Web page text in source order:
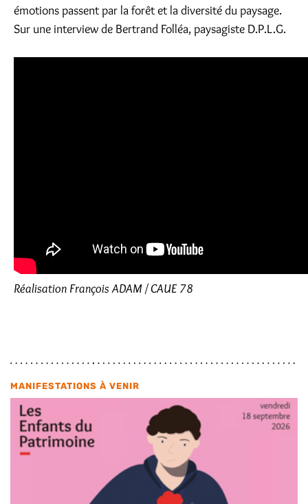
émotions passent par la forêt et la diversité du paysage.
Sur une interview de Bertrand Folléa, paysagiste D.P.L.G.
Réalisation François ADAM / CAUE 78
MANIFESTATIONS À VENIR